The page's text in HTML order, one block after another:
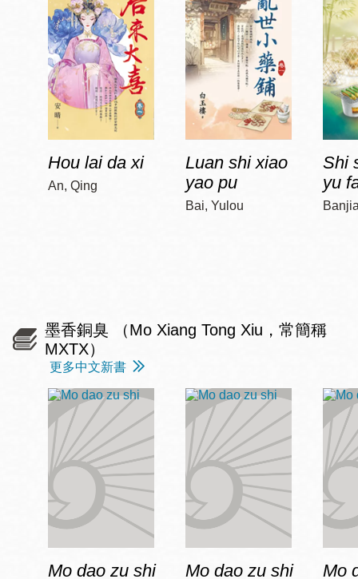
Hou lai da xi
An, Qing
Luan shi xiao
yao pu
Bai, Yulou
Shi
yu
墨香銅臭 （Mo Xiang Tong Xiu，常簡稱
MXTX）
更多中文新書
Mo dao zu shi Mo dao zu shi Mo